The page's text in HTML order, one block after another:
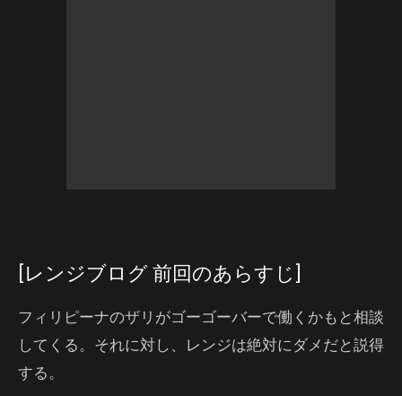
[レンジブログ 前回のあらすじ]
フィリピーナのザリがゴーゴーバーで働くかもと相談
してくる。それに対し、レンジは絶対にダメだと説得
する。